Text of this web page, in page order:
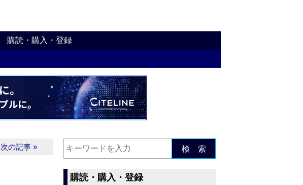
購読・購入・登録
次の記事 » 検 索
購読・購入・登録